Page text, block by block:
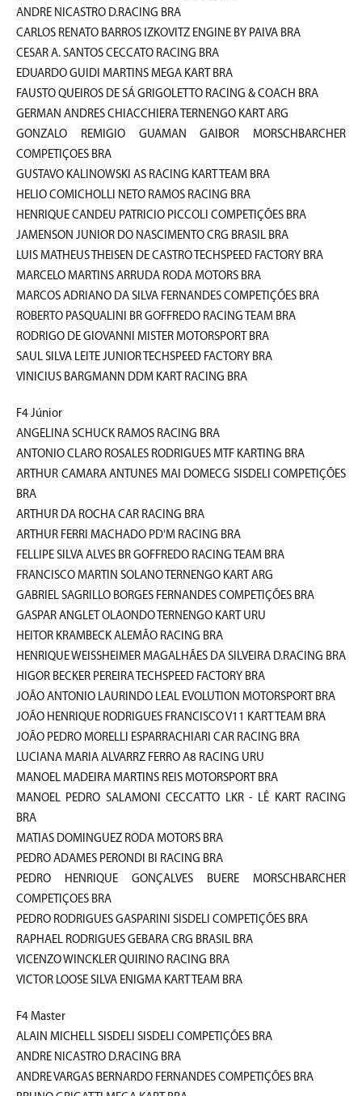
ANDRE NICASTRO D.RACING BRA
CARLOS RENATO BARROS IZKOVITZ ENGINE BY PAIVA BRA
CESAR A. SANTOS CECCATO RACING BRA
EDUARDO GUIDI MARTINS MEGA KART BRA
FAUSTO QUEIROS DE SÁ GRIGOLETTO RACING & COACH BRA
GERMAN ANDRES CHIACCHIERA TERNENGO KART ARG
GONZALO REMIGIO GUAMAN GAIBOR MORSCHBARCHER
COMPETIÇOES BRA
GUSTAVO KALINOWSKI AS RACING KART TEAM BRA
HELIO COMICHOLLI NETO RAMOS RACING BRA
HENRIQUE CANDEU PATRICIO PICCOLI COMPETIÇÕES BRA
JAMENSON JUNIOR DO NASCIMENTO CRG BRASIL BRA
LUIS MATHEUS THEISEN DE CASTRO TECHSPEED FACTORY BRA
MARCELO MARTINS ARRUDA RODA MOTORS BRA
MARCOS ADRIANO DA SILVA FERNANDES COMPETIÇÕES BRA
ROBERTO PASQUALINI BR GOFFREDO RACING TEAM BRA
RODRIGO DE GIOVANNI MISTER MOTORSPORT BRA
SAUL SILVA LEITE JUNIOR TECHSPEED FACTORY BRA
VINICIUS BARGMANN DDM KART RACING BRA
F4 Júnior
ANGELINA SCHUCK RAMOS RACING BRA
ANTONIO CLARO ROSALES RODRIGUES MTF KARTING BRA
ARTHUR CAMARA ANTUNES MAI DOMECG SISDELI COMPETIÇÕES
BRA
ARTHUR DA ROCHA CAR RACING BRA
ARTHUR FERRI MACHADO PD'M RACING BRA
FELLIPE SILVA ALVES BR GOFFREDO RACING TEAM BRA
FRANCISCO MARTIN SOLANO TERNENGO KART ARG
GABRIEL SAGRILLO BORGES FERNANDES COMPETIÇÕES BRA
GASPAR ANGLET OLAONDO TERNENGO KART URU
HEITOR KRAMBECK ALEMÃO RACING BRA
HENRIQUE WEISSHEIMER MAGALHÃES DA SILVEIRA D.RACING BRA
HIGOR BECKER PEREIRA TECHSPEED FACTORY BRA
JOÃO ANTONIO LAURINDO LEAL EVOLUTION MOTORSPORT BRA
JOÃO HENRIQUE RODRIGUES FRANCISCO V11 KART TEAM BRA
JOÃO PEDRO MORELLI ESPARRACHIARI CAR RACING BRA
LUCIANA MARIA ALVARRZ FERRO A8 RACING URU
MANOEL MADEIRA MARTINS REIS MOTORSPORT BRA
MANOEL PEDRO SALAMONI CECCATTO LKR - LÊ KART RACING
BRA
MATIAS DOMINGUEZ RODA MOTORS BRA
PEDRO ADAMES PERONDI BI RACING BRA
PEDRO HENRIQUE GONÇALVES BUERE MORSCHBARCHER
COMPETIÇOES BRA
PEDRO RODRIGUES GASPARINI SISDELI COMPETIÇÕES BRA
RAPHAEL RODRIGUES GEBARA CRG BRASIL BRA
VICENZO WINCKLER QUIRINO RACING BRA
VICTOR LOOSE SILVA ENIGMA KART TEAM BRA
F4 Master
ALAIN MICHELL SISDELI SISDELI COMPETIÇÕES BRA
ANDRE NICASTRO D.RACING BRA
ANDRE VARGAS BERNARDO FERNANDES COMPETIÇÕES BRA